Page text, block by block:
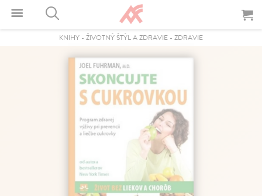
KNIHY - ŽIVOTNÝ ŠTÝL A ZDRAVIE - ZDRAVIE